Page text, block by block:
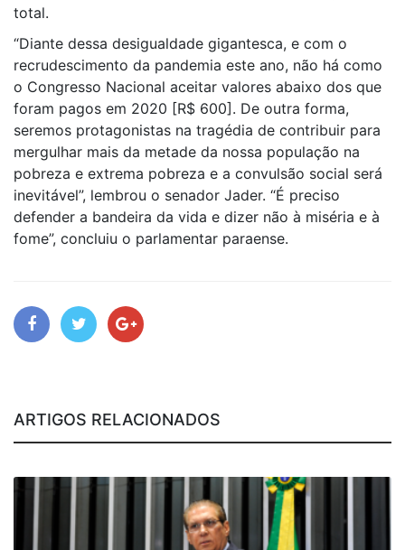
total.
“Diante dessa desigualdade gigantesca, e com o
recrudescimento da pandemia este ano, não há como
o Congresso Nacional aceitar valores abaixo dos que
foram pagos em 2020 [R$ 600]. De outra forma,
seremos protagonistas na tragédia de contribuir para
mergulhar mais da metade da nossa população na
pobreza e extrema pobreza e a convulsão social será
inevitável”, lembrou o senador Jader. “É preciso
defender a bandeira da vida e dizer não à miséria e à
fome”, concluiu o parlamentar paraense.
ARTIGOS RELACIONADOS